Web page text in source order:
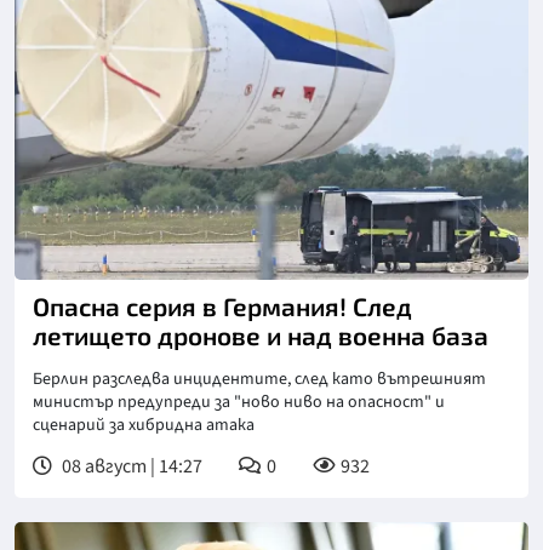
Опасна серия в Германия! След
летището дронове и над военна база
Берлин разследва инцидентите, след като вътрешният
министър предупреди за "ново ниво на опасност" и
сценарий за хибридна атака
08 август | 14:27 0 932